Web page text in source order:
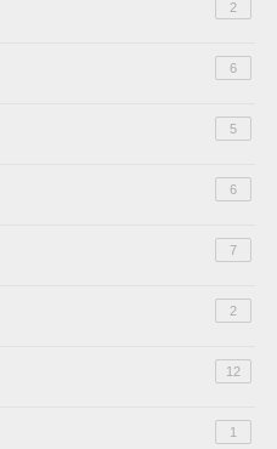
2
6
5
6
7
2
12
1